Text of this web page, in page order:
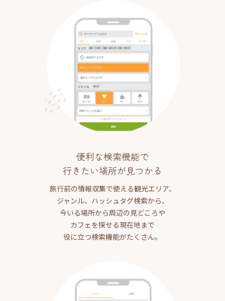
便利な検索機能で
行きたい場所が見つかる
旅行前の情報収集で使える観光エリア、
ジャンル、ハッシュタグ検索から、
今いる場所から周辺の見どころや
カフェを探せる現在地まで
役に立つ検索機能がたくさん。